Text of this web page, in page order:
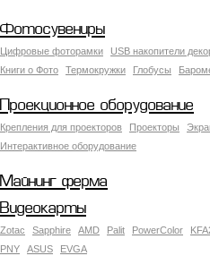
Фотосувениры
Цифровые фоторамки USB накопители
Книги о Фото
Термокружки Глобусы
Проекционное оборудование
Крепления для проекторов Проекторы
Интерактивное оборудование
Майнинг ферма
Видеокарты
Zotac Sapphire AMD Palit PowerColor
PNY
ASUS EVGA